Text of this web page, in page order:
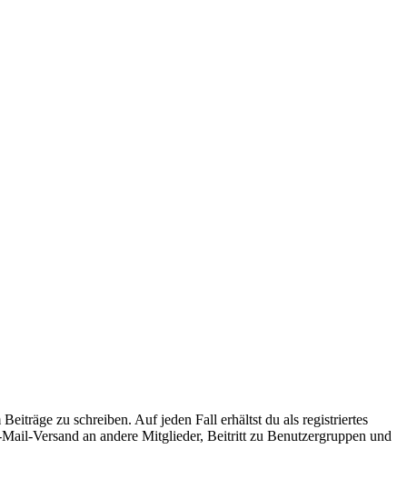
zu schreiben. Auf jeden Fall erhältst du als registriertes
Versand an andere Mitglieder, Beitritt zu Benutzergruppen und